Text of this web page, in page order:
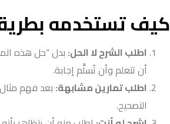
كيف تستخدمه
اطلب الشرح لا الحل: بدل “حل هذه
أن تتعلم وأن تُسلَّم إجابة.
اطلب تمارين مشابهة: بعد فهم
التصحيح.